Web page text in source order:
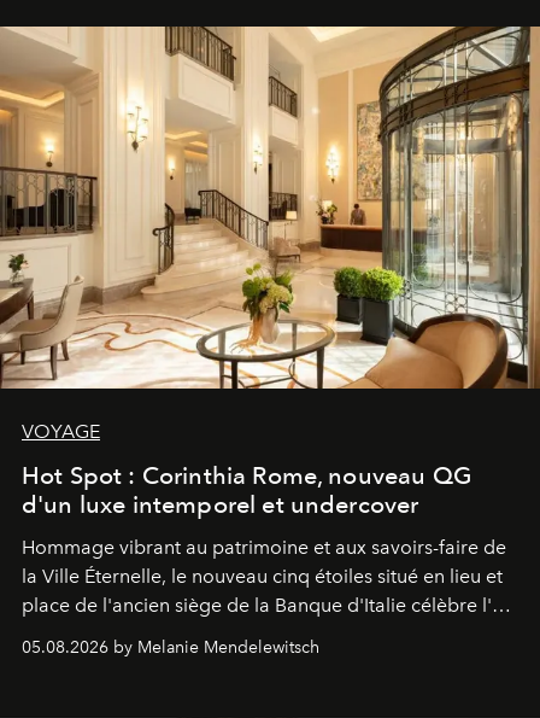
VOYAGE
Hot Spot : Corinthia Rome, nouveau QG
d'un luxe intemporel et undercover
Hommage vibrant au patrimoine et aux savoirs-faire de
la Ville Éternelle, le nouveau cinq étoiles situé en lieu et
place de l'ancien siège de la Banque d'Italie célèbre l'art
de vivre Romain dans toute son élégance intemporelle.
05.08.2026 by Melanie Mendelewitsch